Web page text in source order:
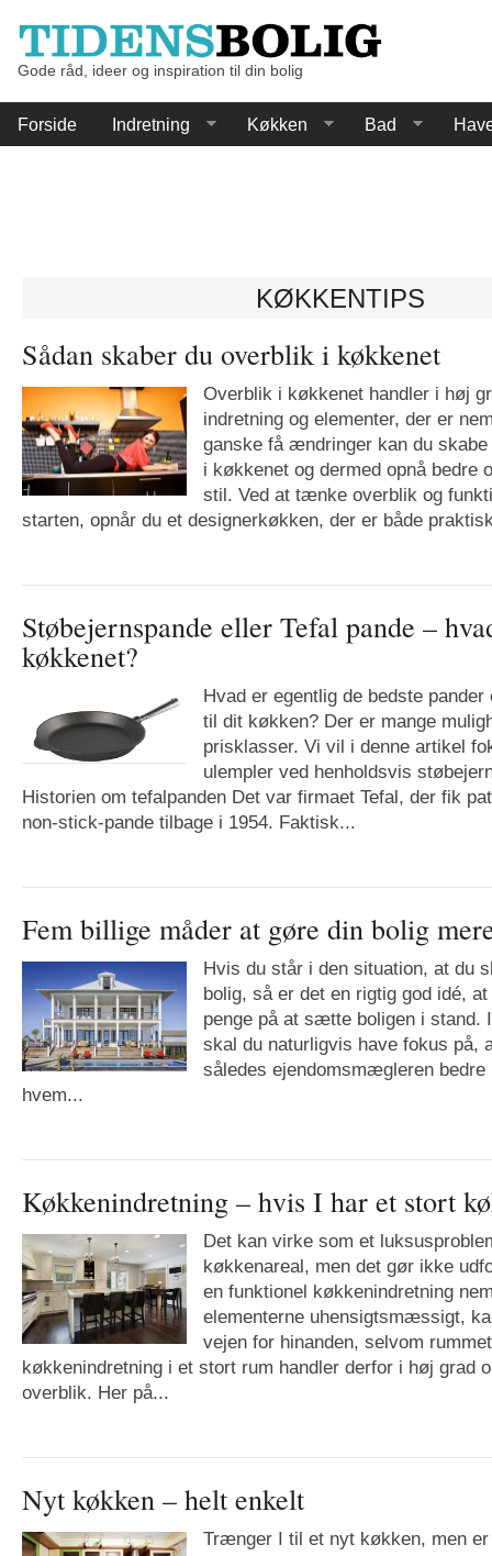
Gode råd, ideer og inspiration til din bolig
Forside Indretning Køkken Bad
KØKKENTIPS
Sådan skaber du overblik i køkkenet
Overblik i køkkenet handler i høj
indretning og elementer, der er
ganske få ændringer kan du
i køkkenet og dermed opnå bedre
stil. Ved at tænke overblik og
starten, opnår du et designerkøkken, der er både
Støbejernspande eller Tefal pande –
køkkenet?
Hvad er egentlig de bedste
til dit køkken? Der er mange
prisklasser. Vi vil i denne artikel
ulempler ved henholdsvis
Historien om tefalpanden Det var firmaet Tefal, der fik
non-stick-pande tilbage i 1954. Faktisk...
Fem billige måder at gøre din bolig
Hvis du står i den situation, at du
bolig, så er det en rigtig god idé,
penge på at sætte boligen i stand.
skal du naturligvis have fokus på,
således ejendomsmægleren
hvem...
Køkkenindretning – hvis I har et stort
Det kan virke som et
køkkenareal, men det gør ikke
en funktionel køkkenindretning
elementerne uhensigtsmæssigt,
vejen for hinanden, selvom
køkkenindretning i et stort rum handler derfor i høj grad
overblik. Her på...
Nyt køkken – helt enkelt
Trænger I til et nyt køkken, men